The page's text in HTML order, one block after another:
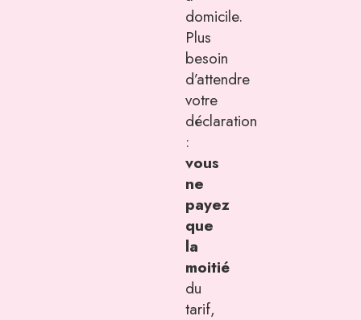
domicile.
Plus
besoin
d’attendre
votre
déclaration
:
vous
ne
payez
que
la
moitié
du
tarif,